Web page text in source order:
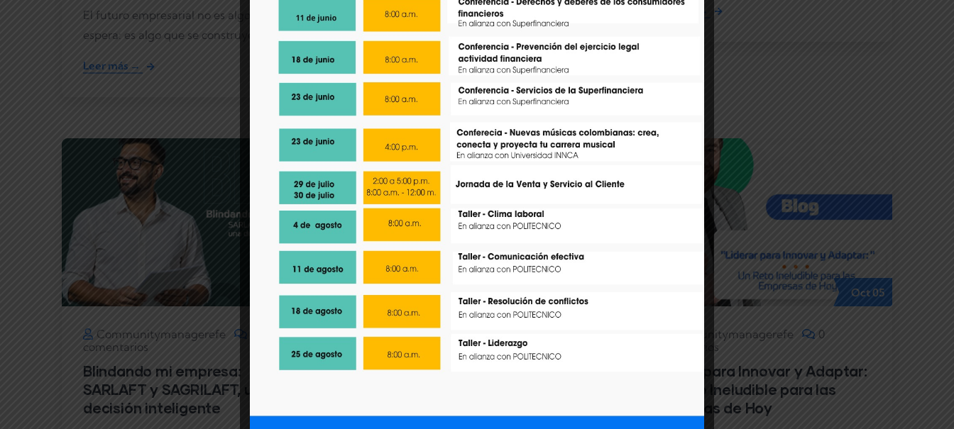
El futuro empresarial no es algo que se
espera: es algo que se construye con
Leer más →
La Escuela de Formación Empresarial
(EFE) de la Cámara de Comercio de
Casanare continúa llevando
Leer más →
Oct05
Communitymanagerefe
comentarios
Blindando mi empresa:
SARLAFT y SAGRILAFT, una
decisión inteligente
Communitymanagerefe
Emprendedores casanareños
Oct 05
Communitymanagerefe
0
Comentarios
Liderar para Innovar y Adaptar:
Un Reto Ineludible para las
Empresas de Hoy